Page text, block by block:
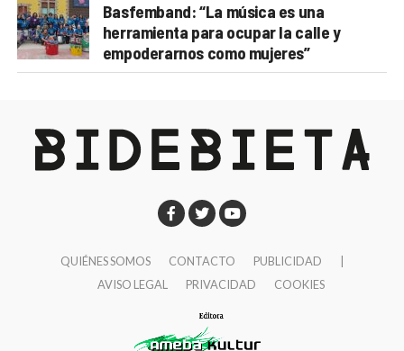
Basfemband: “La música es una
herramienta para ocupar la calle y
empoderarnos como mujeres”
QUIÉNES SOMOS CONTACTO PUBLICIDAD
AVISO LEGAL
PRIVACIDAD COOKIES